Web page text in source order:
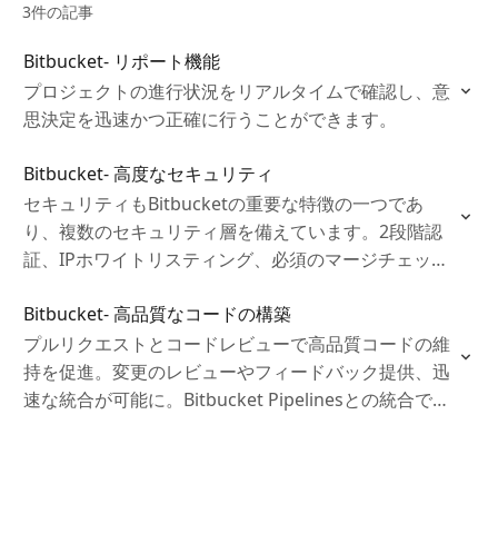
3件の記事
Bitbucket- リポート機能
プロジェクトの進行状況をリアルタイムで確認し、意
思決定を迅速かつ正確に行うことができます。
Bitbucket- 高度なセキュリティ
セキュリティもBitbucketの重要な特徴の一つであ
り、複数のセキュリティ層を備えています。2段階認
証、IPホワイトリスティング、必須のマージチェック
Bitbucket- 高品質なコードの構築
プルリクエストとコードレビューで高品質コードの維
持を促進。変更のレビューやフィードバック提供、迅
速な統合が可能に。Bitbucket Pipelinesとの統合で、